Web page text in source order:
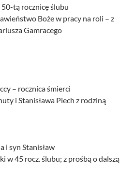
tą rocznicę ślubu
Boże w pracy na roli – z
Gamracego
– rocznica śmierci
i Stanisława Piech z rodziną
i syn Stanisław
w 45 rocz. ślubu; z prośbą o dalszą